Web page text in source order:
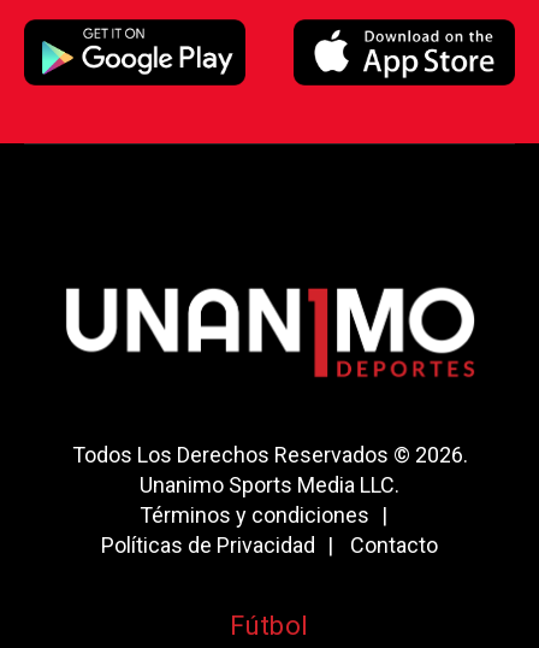
Todos Los Derechos Reservados © 2026.
Unanimo Sports Media LLC.
Términos y condiciones
Políticas de Privacidad
Contacto
Fútbol